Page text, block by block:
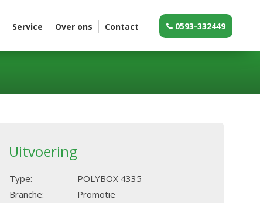
0593-332449
Service Over ons Contact
Uitvoering
Type:
POLYBOX 4335
Branche:
Promotie